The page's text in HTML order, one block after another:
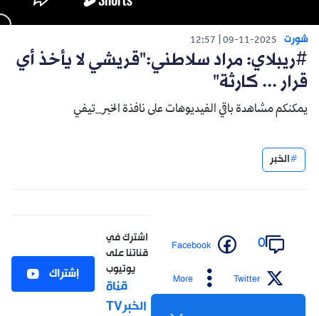
شورت 09-11-2025
12:57
#ريبلاي: مراد سلاطني:"قريشي لا يأخذ أي
قرار ... كارثة"
يمكنكم مشاهدة باقي الفيديوهات على نافذة الخبر_تيفي
الخبر
0
Facebook
Twitter
More
اشترك في
قناتنا على
يوتيوب
قناة
الخبرTV
إشتراك